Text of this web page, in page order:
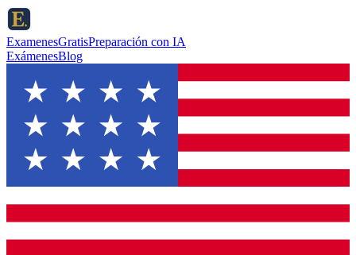
ExamenesGratisPreparación con IA
ExámenesBlog